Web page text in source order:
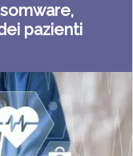
pazienti